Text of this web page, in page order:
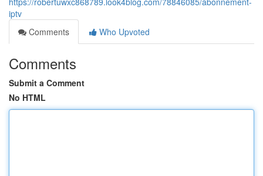
iptv
Comments
Who Upvoted
Comments
Submit a Comment
No HTML